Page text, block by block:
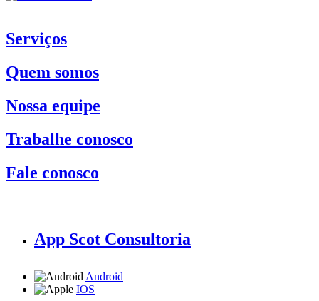
Serviços
Quem somos
Nossa equipe
Trabalhe conosco
Fale conosco
App Scot Consultoria
Android
IOS